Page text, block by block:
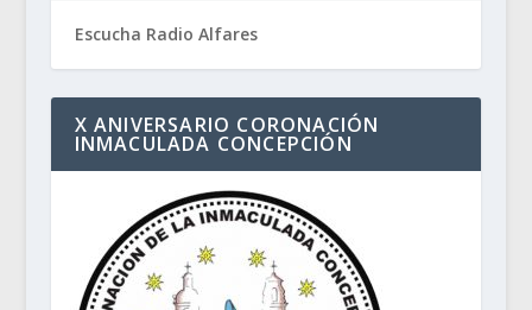
Escucha Radio Alfares
X ANIVERSARIO CORONACIÓN
INMACULADA CONCEPCIÓN